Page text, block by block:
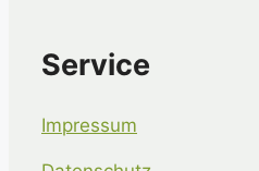
Service
Impressum